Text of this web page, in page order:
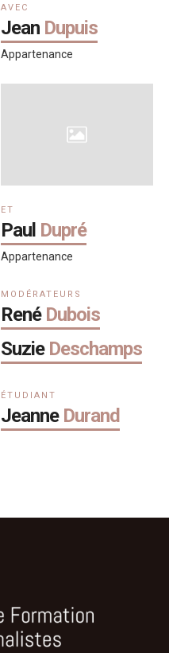
AVEC
Jean Dupuis
Appartenance
ET
Paul Dupré
Appartenance
MODÉRATEURS
René Dubois
Suzie Deschamps
ÉTUDIANT
Jeanne Durand